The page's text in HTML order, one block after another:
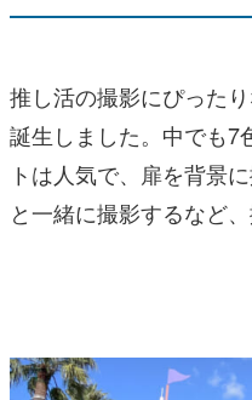
推し活の撮影にぴった
誕生しました。中でも7
トは人気で、扉を背景
と一緒に撮影するなど